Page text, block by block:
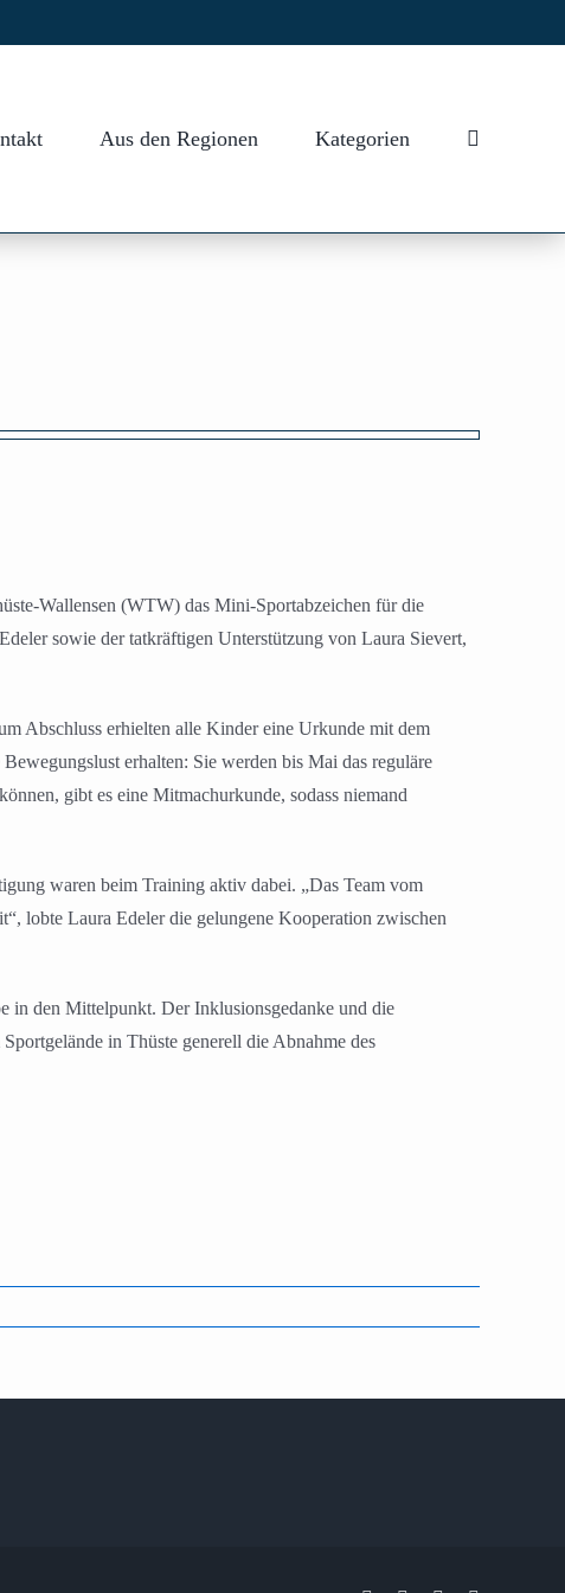
Aus den Regionen Kategorien
Wallensen (WTW) das Mini-Sportabzeichen für die
sowie der tatkräftigen Unterstützung von Laura Sievert,
Abschluss erhielten alle Kinder eine Urkunde mit dem
erhalten: Sie werden bis Mai das reguläre
gibt es eine Mitmachurkunde, sodass niemand
waren beim Training aktiv dabei. „Das Team vom
lobte Laura Edeler die gelungene Kooperation zwischen
in den Mittelpunkt. Der Inklusionsgedanke und die
in Thüste generell die Abnahme des